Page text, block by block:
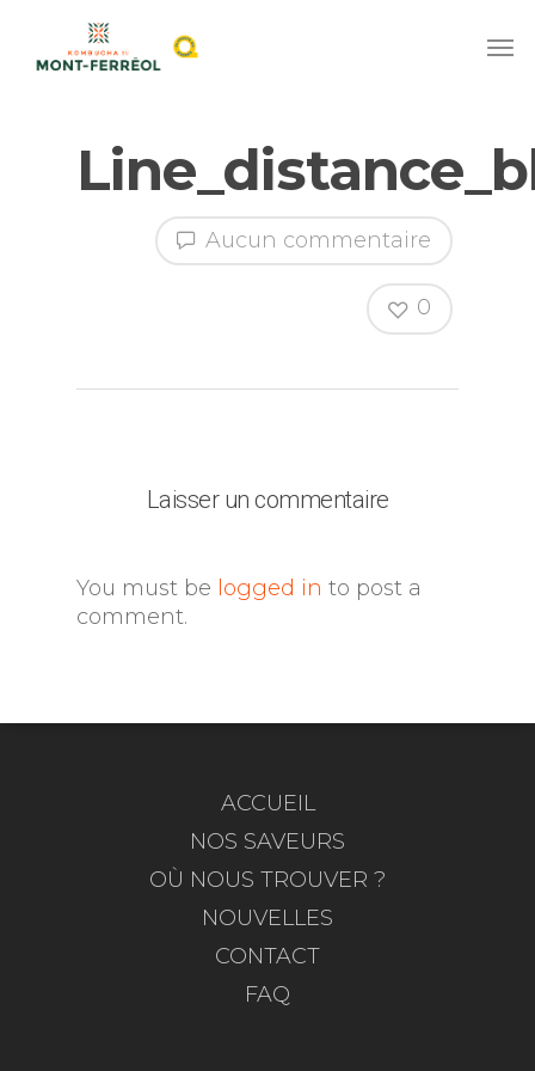
Aucun commentaire
0
Laisser un commentaire
You must be logged in to post a
comment.
ACCUEIL
NOS SAVEURS
OÙ NOUS TROUVER ?
NOUVELLES
CONTACT
FAQ